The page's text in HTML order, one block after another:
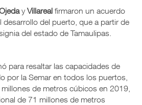
yVillareal firmaron un acuerdo
desarrollo del puerto, que a partir de
del estado de Tamaulipas.
para resaltar las capacidades de
por la Semar en todos los puertos,
de metros cúbicos en 2019,
de 71 millones de metros